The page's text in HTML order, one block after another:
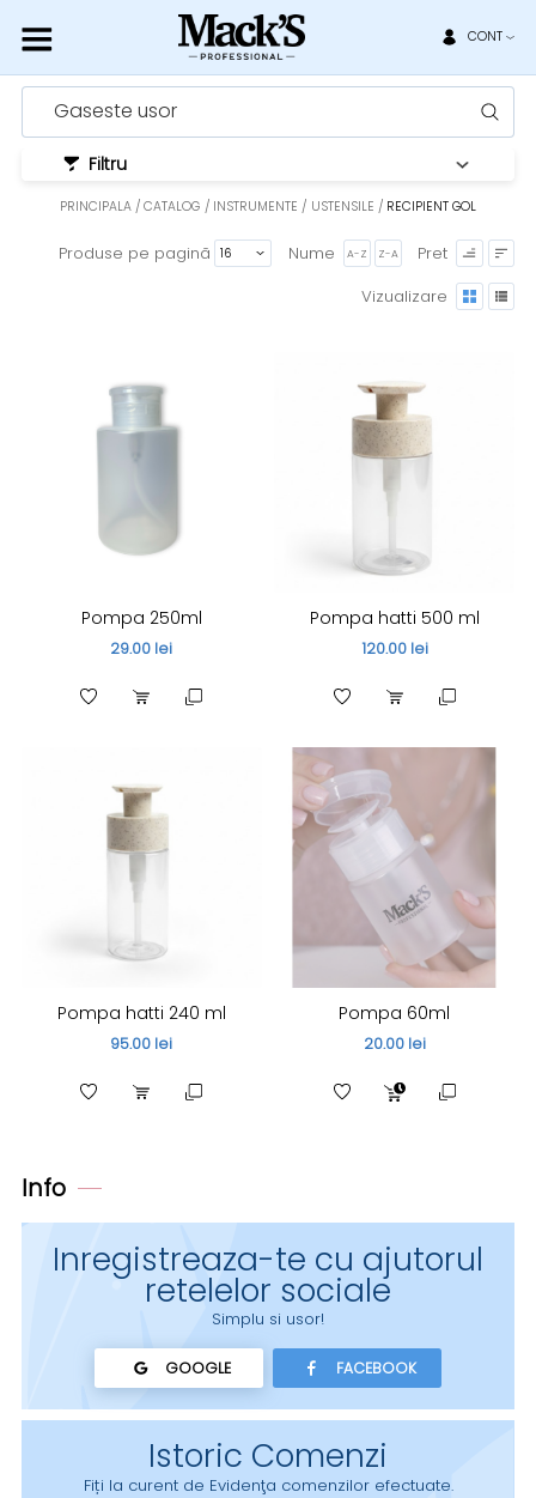
CONT
Gaseste usor
PRINCIPALA CATALOG INSTRUMENTE / USTENSILE RECIPIENT GOL
Produse pe pagină Nume A-Z Z-A
Pret
Vizualizare
Filtru
Pompa 250ml
29.00 lei
Pompa hatti 500 ml
120.00 lei
Pompa hatti 240 ml
95.00 lei
Pompa 60ml
20.00 lei
Info
Inregistreaza-te cu ajutorul
retelelor sociale
Simplu si usor!
GOOGLE FACEBOOK
Istoric Comenzi
Fiți la curent de Evidenţa comenzilor efectuate.